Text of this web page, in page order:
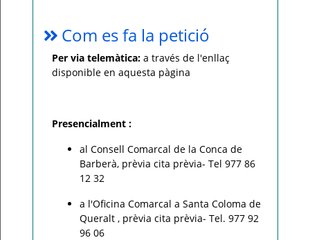
Com es fa la petició
Per via telemàtica: a través de l'enllaç
disponible en aquesta pàgina
Presencialment :
al Consell Comarcal de la Conca de
Barberà, prèvia cita prèvia- Tel 977 86
12 32
a l'Oficina Comarcal a Santa Coloma de
Queralt , prèvia cita prèvia- Tel. 977 92
96 06